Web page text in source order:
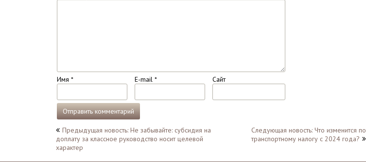
Имя* E-mail* Сайт
Навигация
по
Предыдущая новость: Не забывайте: субсидия на
доплату за классное руководство носит целевой
характер
Следующая новость: Что изменится по
транспортному налогу с 2024 года?